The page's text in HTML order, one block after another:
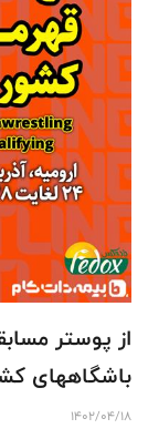
از پوستر
باشگاههای
1402/04/18